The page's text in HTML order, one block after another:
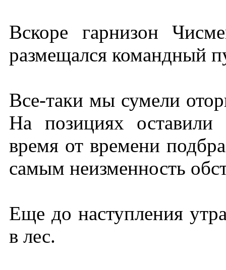
Вскоре гарнизон
размещался командный
Все-таки мы сумели
На позициях оставили
время от времени
самым неизменность
Еще до наступления
в лес.